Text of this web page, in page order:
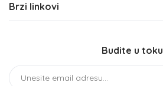
Brzi linkovi
Budite u toku